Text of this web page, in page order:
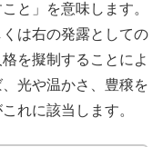
と」を意味します。
は右の発露としての
を擬制することによ
光や温かさ、豊穣を
れに該当します。